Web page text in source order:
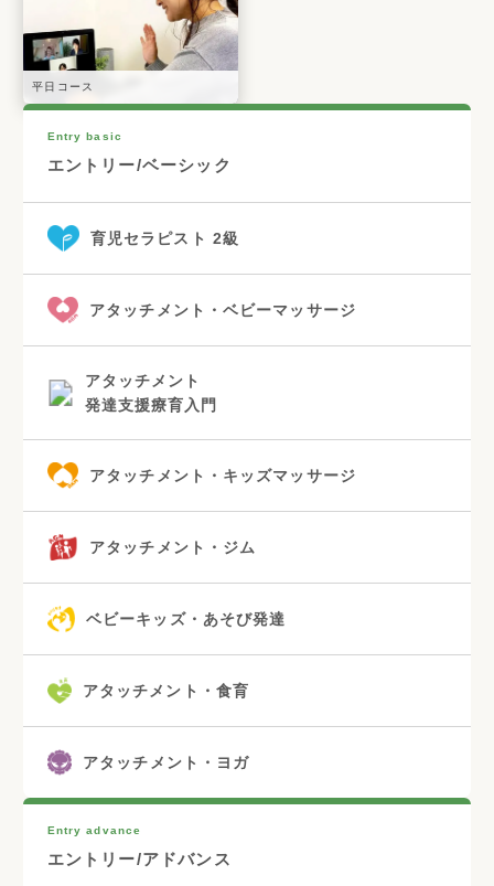
平日コース
Entry basic
エントリー/ベーシック
育児セラピスト 2級
アタッチメント・ベビーマッサージ
アタッチメント
発達支援療育入門
アタッチメント・キッズマッサージ
アタッチメント・ジム
ベビーキッズ・あそび発達
アタッチメント・食育
アタッチメント・ヨガ
Entry advance
エントリー/アドバンス